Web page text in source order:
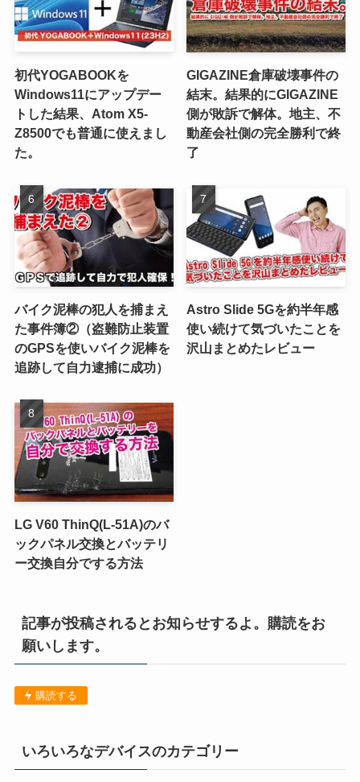
初代YOGABOOKを
Windows11にアップデー
トした結果、Atom X5-
Z8500でも普通に使えまし
た。
GIGAZINE倉庫破壊事件の
結末。結果的にGIGAZINE
側が敗訴で解体。地主、不
動産会社側の完全勝利で終
了
バイク泥棒の犯人を捕まえ
た事件簿②（盗難防止装置
のGPSを使いバイク泥棒を
追跡して自力逮捕に成功）
Astro Slide 5Gを約半年感
使い続けて気づいたことを
沢山まとめたレビュー
LG V60 ThinQ(L-51A)のバ
ックパネル交換とバッテリ
ー交換自分でする方法
記事が投稿されるとお知らせするよ。購読をお
願いします。
購読する
いろいろなデバイスのカテゴリー